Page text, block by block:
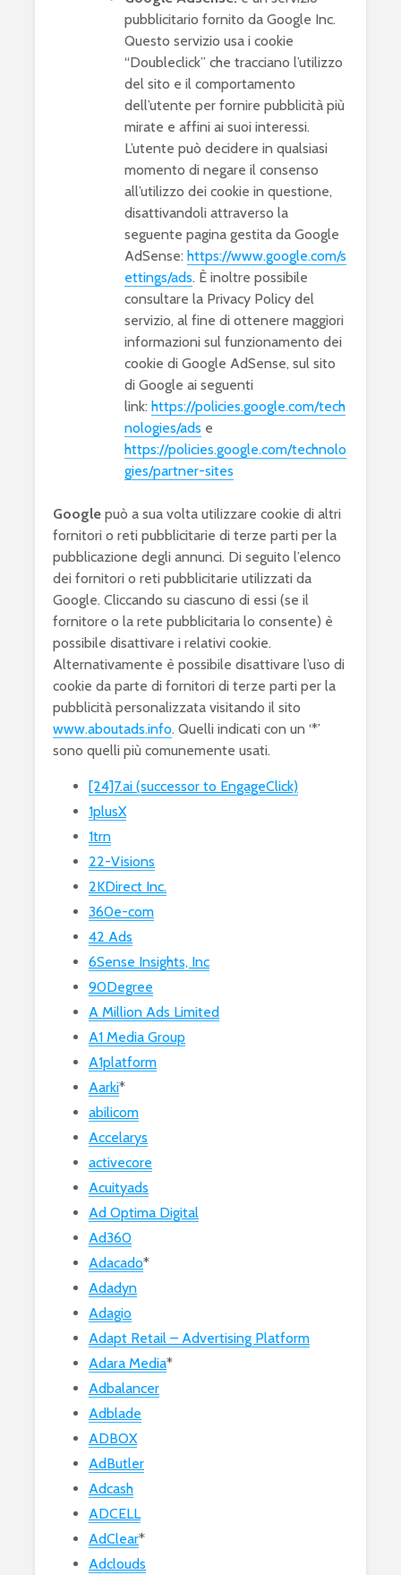
pubblicitario fornito da Google Inc.
Questo servizio usa i cookie
“Doubleclick” che tracciano l’utilizzo
del sito e il comportamento
dell’utente per fornire pubblicità più
mirate e affini ai suoi interessi.
L’utente può decidere in qualsiasi
momento di negare il consenso
all’utilizzo dei cookie in questione,
disattivandoli attraverso la
seguente pagina gestita da Google
AdSense: https://www.google.com/s
ettings/ads. È inoltre possibile
consultare la Privacy Policy del
servizio, al fine di ottenere maggiori
informazioni sul funzionamento dei
cookie di Google AdSense, sul sito
di Google ai seguenti
link: https://policies.google.com/tech
nologies/ads e
https://policies.google.com/technolo
gies/partner-sites
Google può a sua volta utilizzare cookie di altri
fornitori o reti pubblicitarie di terze parti per la
pubblicazione degli annunci. Di seguito l’elenco
dei fornitori o reti pubblicitarie utilizzati da
Google. Cliccando su ciascuno di essi (se il
fornitore o la rete pubblicitaria lo consente) è
possibile disattivare i relativi cookie.
Alternativamente è possibile disattivare l’uso di
cookie da parte di fornitori di terze parti per la
pubblicità personalizzata visitando il sito
www.aboutads.info. Quelli indicati con un ‘*’
sono quelli più comunemente usati.
[24]7.ai (successor to EngageClick)
1plusX
1trn
22-Visions
2KDirect Inc.
360e-com
42 Ads
6Sense Insights, Inc
90Degree
A Million Ads Limited
A1 Media Group
A1platform
Aarki*
abilicom
Accelarys
activecore
Acuityads
Ad Optima Digital
Ad360
Adacado*
Adadyn
Adagio
Adapt Retail – Advertising Platform
Adara Media*
Adbalancer
Adblade
ADBOX
AdButler
Adcash
ADCELL
AdClear*
Adclouds